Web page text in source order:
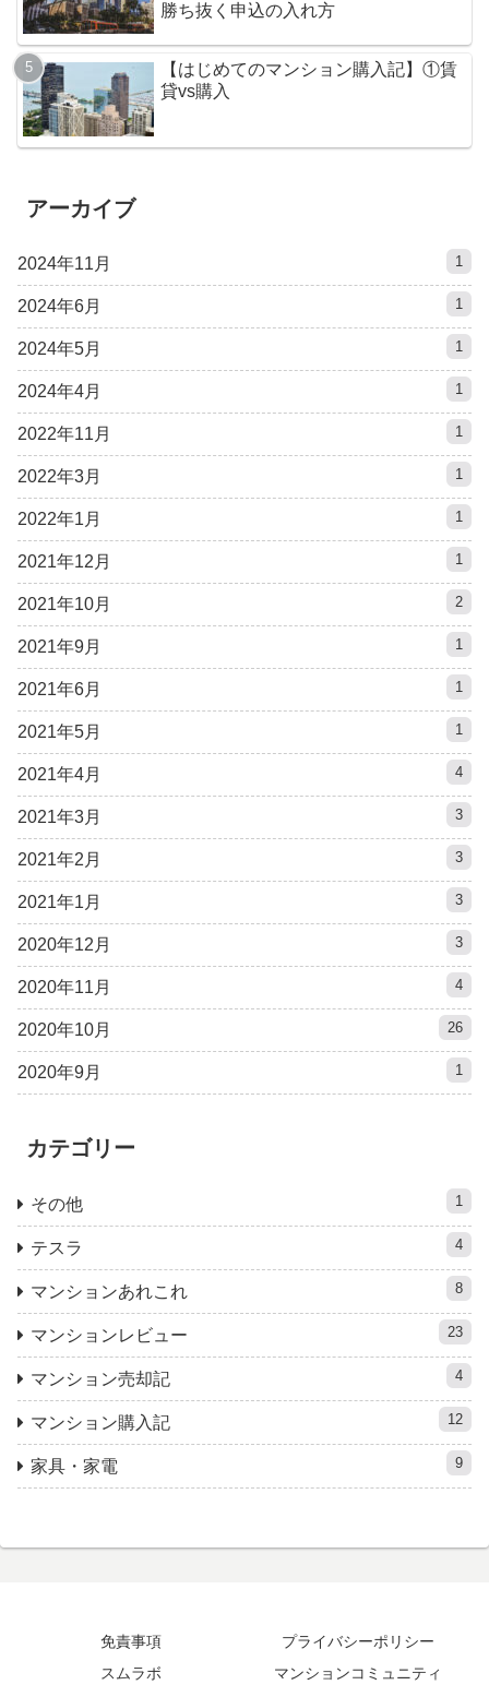
勝ち抜く申込の入れ方
【はじめてのマンション購入記】①賃
貸vs購入
アーカイブ
2024年11月 1
2024年6月 1
2024年5月 1
2024年4月 1
2022年11月 1
2022年3月 1
2022年1月 1
2021年12月 1
2021年10月 2
2021年9月 1
2021年6月 1
2021年5月 1
2021年4月 4
2021年3月 3
2021年2月 3
2021年1月 3
2020年12月 3
2020年11月 4
2020年10月 26
2020年9月 1
カテゴリー
その他 1
テスラ 4
マンションあれこれ 8
マンションレビュー 23
マンション売却記 4
マンション購入記 12
家具・家電 9
免責事項
プライバシーポリシー
スムラボ
マンションコミュニティ